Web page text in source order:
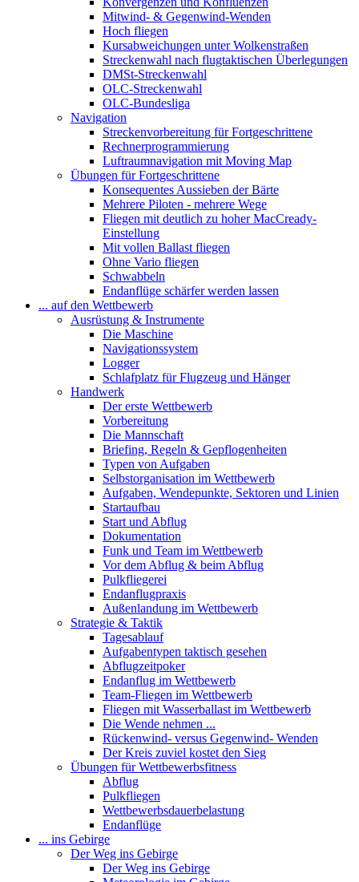
Mitwind- & Gegenwind-Wenden
Hoch fliegen
Kursabweichungen unter Wolkenstraßen
Streckenwahl nach flugtaktischen Überlegungen
DMSt-Streckenwahl
OLC-Streckenwahl
OLC-Bundesliga
Navigation
Streckenvorbereitung für Fortgeschrittene
Rechnerprogrammierung
Luftraumnavigation mit Moving Map
Übungen für Fortgeschrittene
Konsequentes Aussieben der Bärte
Mehrere Piloten - mehrere Wege
Fliegen mit deutlich zu hoher MacCready-
Einstellung
Mit vollen Ballast fliegen
Ohne Vario fliegen
Schwabbeln
Endanflüge schärfer werden lassen
... auf den Wettbewerb
Ausrüstung & Instrumente
Die Maschine
Navigationssystem
Logger
Schlafplatz für Flugzeug und Hänger
Handwerk
Der erste Wettbewerb
Vorbereitung
Die Mannschaft
Briefing, Regeln & Gepflogenheiten
Typen von Aufgaben
Selbstorganisation im Wettbewerb
Aufgaben, Wendepunkte, Sektoren und Linien
Startaufbau
Start und Abflug
Dokumentation
Funk und Team im Wettbewerb
Vor dem Abflug & beim Abflug
Pulkfliegerei
Endanflugpraxis
Außenlandung im Wettbewerb
Strategie & Taktik
Tagesablauf
Aufgabentypen taktisch gesehen
Abflugzeitpoker
Endanflug im Wettbewerb
Team-Fliegen im Wettbewerb
Fliegen mit Wasserballast im Wettbewerb
Die Wende nehmen ...
Rückenwind- versus Gegenwind- Wenden
Der Kreis zuviel kostet den Sieg
Übungen für Wettbewerbsfitness
Abflug
Pulkfliegen
Wettbewerbsdauerbelastung
Endanflüge
... ins Gebirge
Der Weg ins Gebirge
Der Weg ins Gebirge